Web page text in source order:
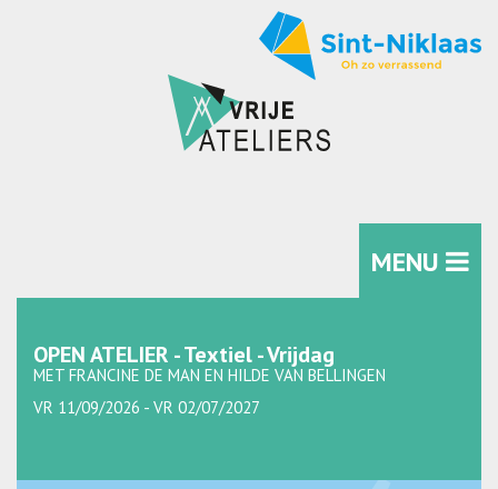
MENU
OPEN ATELIER - Textiel - Vrijdag
MET FRANCINE DE MAN EN HILDE VAN BELLINGEN
VR 11/09/2026 - VR 02/07/2027